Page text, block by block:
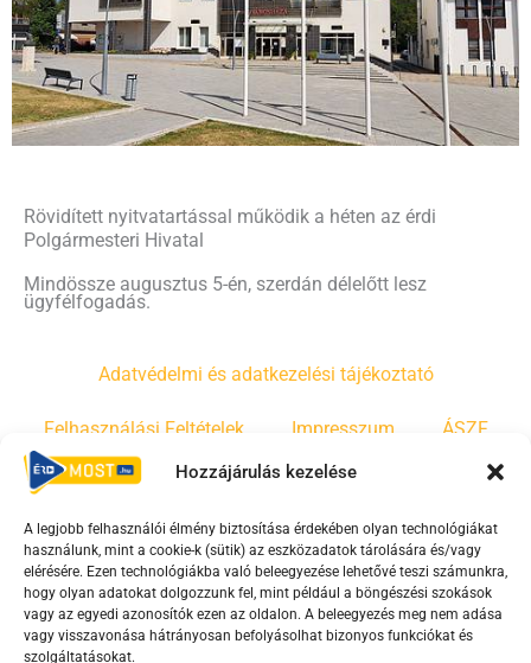
Hozzájárulás kezelése
A legjobb felhasználói élmény biztosítása érdekében olyan technológiákat
használunk, mint a cookie-k (sütik) az eszközadatok tárolására és/vagy
elérésére. Ezen technológiákba való beleegyezése lehetővé teszi számunkra,
hogy olyan adatokat dolgozzunk fel, mint például a böngészési szokások
vagy az egyedi azonosítók ezen az oldalon. A beleegyezés meg nem adása
vagy visszavonása hátrányosan befolyásolhat bizonyos funkciókat és
szolgáltatásokat.
Rövidített nyitvatartással működik a héten az érdi
Polgármesteri Hivatal
Mindössze augusztus 5-én, szerdán délelőtt lesz
ügyfélfogadás.
Adatvédelmi és adatkezelési tájékoztató
Felhasználási Feltételek Impresszum ÁSZF
Irányelvek Moderálási szabályzat
F
a
c
Y
o
u
T
i
k